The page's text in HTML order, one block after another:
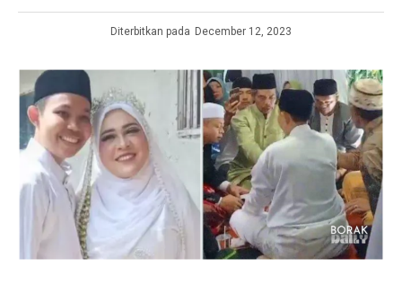
Diterbitkan pada December 12, 2023